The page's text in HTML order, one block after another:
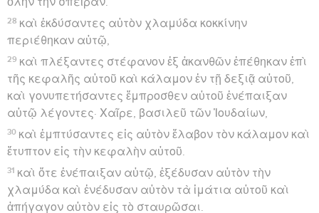
28 καὶ ἐκδύσαντες αὐτὸν χλαμύδα κοκκίνην
περιέθηκαν αὐτῷ,
29 καὶ πλέξαντες στέφανον ἐξ ἀκανθῶν ἐπέθηκαν ἐπὶ
τῆς κεφαλῆς αὐτοῦ καὶ κάλαμον ἐν τῇ δεξιᾷ αὐτοῦ,
καὶ γονυπετήσαντες ἔμπροσθεν αὐτοῦ ἐνέπαιξαν
αὐτῷ λέγοντες· Χαῖρε, βασιλεῦ τῶν Ἰουδαίων,
30 καὶ ἐμπτύσαντες εἰς αὐτὸν ἔλαβον τὸν κάλαμον καὶ
ἔτυπτον εἰς τὴν κεφαλὴν αὐτοῦ.
31 καὶ ὅτε ἐνέπαιξαν αὐτῷ, ἐξέδυσαν αὐτὸν τὴν
χλαμύδα καὶ ἐνέδυσαν αὐτὸν τὰ ἱμάτια αὐτοῦ καὶ
ἀπήγαγον αὐτὸν εἰς τὸ σταυρῶσαι.